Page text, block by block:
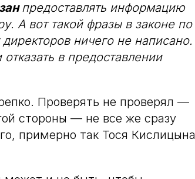
предоставлять информацию
А вот такой фразы в законе по
ничего не написано.
в предоставлении
Проверять не проверял —
стороны — не все же сразу
примерно так Тося Кислицына